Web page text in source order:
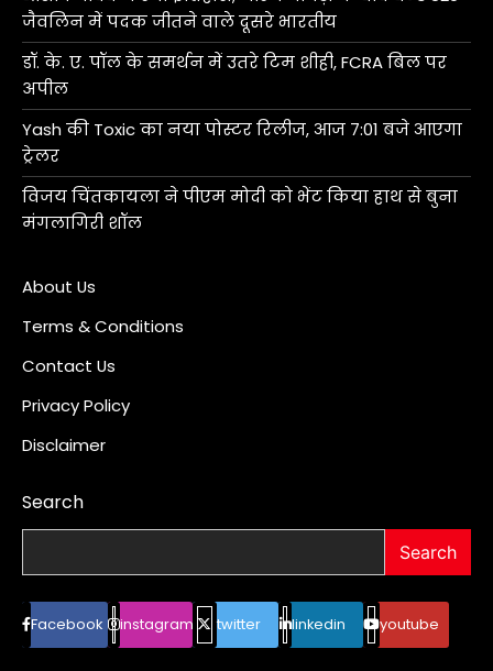
जैवलिन में पदक जीतने वाले दूसरे भारतीय
डॉ. के. ए. पॉल के समर्थन में उतरे टिम शीही, FCRA बिल पर
अपील
Yash की Toxic का नया पोस्टर रिलीज, आज 7:01 बजे आएगा
ट्रेलर
विजय चिंतकायला ने पीएम मोदी को भेंट किया हाथ से बुना
मंगलागिरी शॉल
About Us
Terms & Conditions
Contact Us
Privacy Policy
Disclaimer
Search
Search
Facebook instagram twitter linkedin youtube